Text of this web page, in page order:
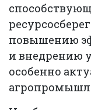
повышению
и внедрению
особенно